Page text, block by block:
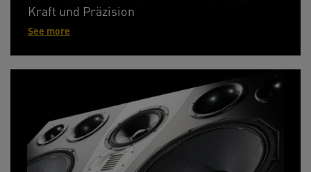
Kraft und Präzision
See more